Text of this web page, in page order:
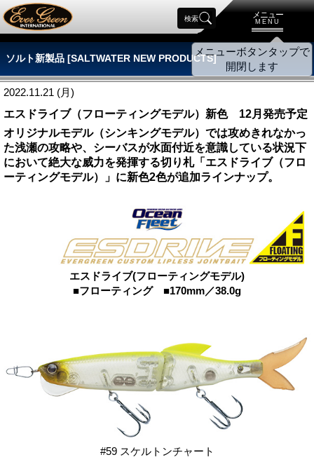
メニュー
MENU
検索
ソルト新製品 [SALTWATER NEW PRODUCTS]
2022.11.21 (月)
エスドライブ（フローティングモデル）新色 12月発売予定
オリジナルモデル（シンキングモデル）では攻めきれなかっ
た浅瀬の攻略や、シーバスが水面付近を意識している状況下
において絶大な威力を発揮する切り札「エスドライブ（フロ
ーティングモデル）」に新色2色が追加ラインナップ。
エスドライブ(フローティングモデル)
■フローティング ■170mm／38.0g
#59 スケルトンチャート